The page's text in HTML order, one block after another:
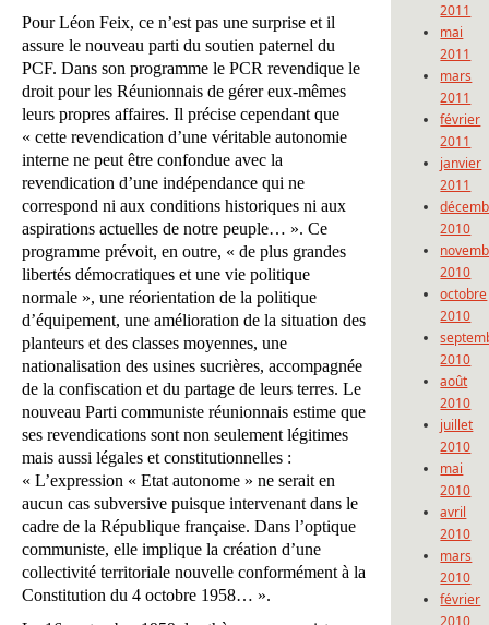
Pour Léon Feix, ce n’est pas une surprise et il
assure le nouveau parti du soutien paternel du
PCF. Dans son programme le PCR revendique le
droit pour les Réunionnais de gérer eux-mêmes
leurs propres affaires. Il précise cependant que
« cette revendication d’une véritable autonomie
interne ne peut être confondue avec la
revendication d’une indépendance qui ne
correspond ni aux conditions historiques ni aux
aspirations actuelles de notre peuple… ». Ce
programme prévoit, en outre, « de plus grandes
libertés démocratiques et une vie politique
normale », une réorientation de la politique
d’équipement, une amélioration de la situation des
planteurs et des classes moyennes, une
nationalisation des usines sucrières, accompagnée
de la confiscation et du partage de leurs terres. Le
nouveau Parti communiste réunionnais estime que
ses revendications sont non seulement légitimes
mais aussi légales et constitutionnelles :
« L’expression « Etat autonome » ne serait en
aucun cas subversive puisque intervenant dans le
cadre de la République française. Dans l’optique
communiste, elle implique la création d’une
collectivité territoriale nouvelle conformément à la
Constitution du 4 octobre 1958… ».
2011
mai
2011
mars
2011
février
2011
janvier
2011
2010
2010
octobre
2010
2010
août
2010
juillet
2010
mai
2010
avril
2010
mars
2010
février